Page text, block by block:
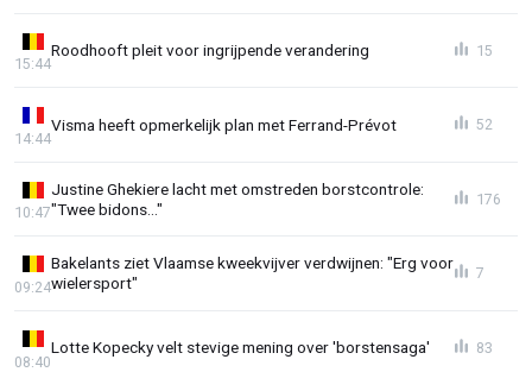
Roodhooft pleit voor ingrijpende verandering
15:44
15
Visma heeft opmerkelijk plan met Ferrand-Prévot
14:44
52
Justine Ghekiere lacht met omstreden borstcontrole:
"Twee bidons..."
10:47
176
Bakelants ziet Vlaamse kweekvijver verdwijnen: "Erg voor
wielersport"
09:24
7
Lotte Kopecky velt stevige mening over 'borstensaga'
08:40
83